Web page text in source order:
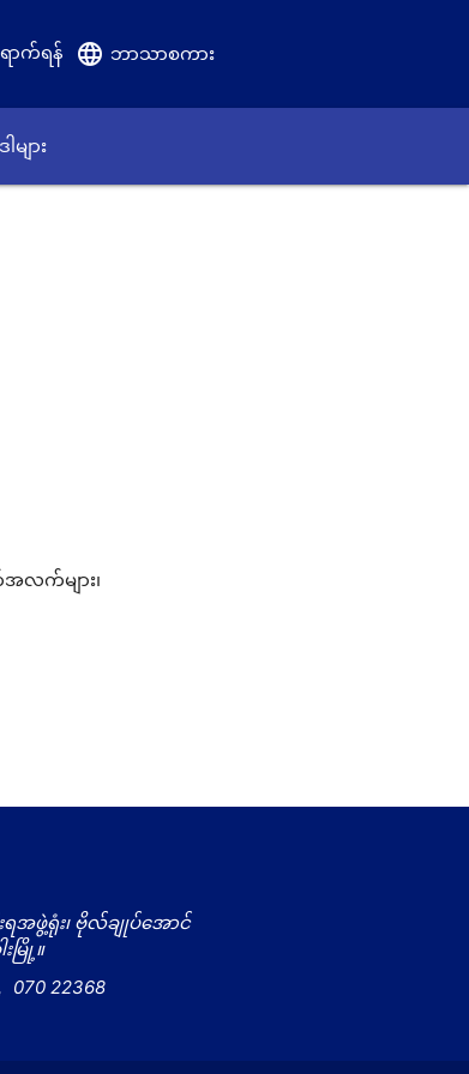
ာက်ရန် language ဘာသာစကား
များ
လက်များ၊
အဖွဲ့ရုံး၊ ဗိုလ်ချုပ်အောင်
မြို့။
, 070 22368